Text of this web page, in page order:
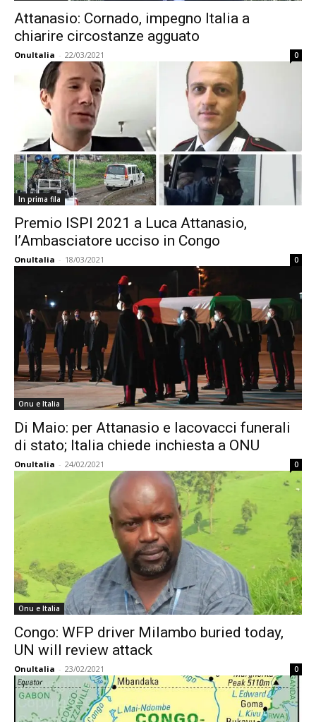
Attanasio: Cornado, impegno Italia a
chiarire circostanze agguato
OnuItalia - 22/03/2021 0
In prima fila
Premio ISPI 2021 a Luca Attanasio,
l’Ambasciatore ucciso in Congo
OnuItalia - 18/03/2021 0
Onu e Italia
Di Maio: per Attanasio e Iacovacci funerali
di stato; Italia chiede inchiesta a ONU
OnuItalia - 24/02/2021 0
Onu e Italia
Congo: WFP driver Milambo buried today,
UN will review attack
OnuItalia - 23/02/2021 0